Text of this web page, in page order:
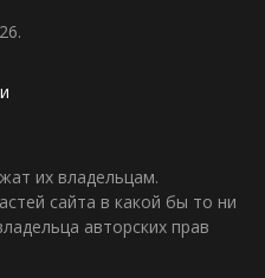
их владельцам.
сайта в какой бы то ни
авторских прав